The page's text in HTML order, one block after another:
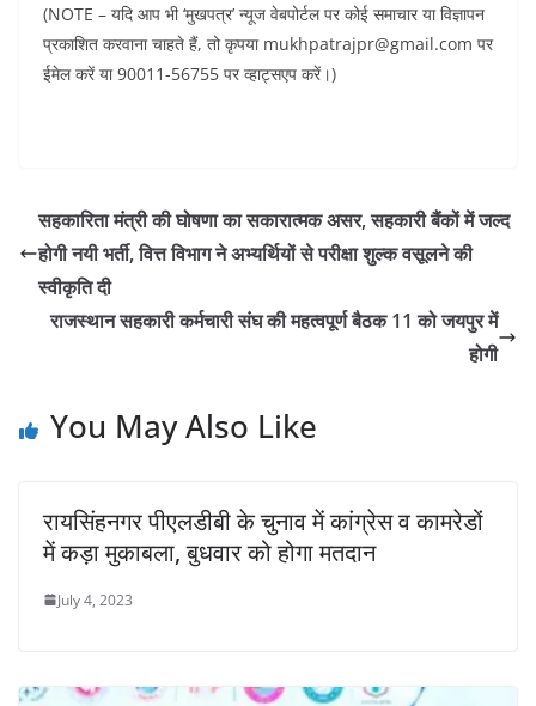
(NOTE – यदि आप भी ‘मुखपत्र’ न्यूज वेबपोर्टल पर कोई समाचार या विज्ञापन
प्रकाशित करवाना चाहते हैं, तो कृपया mukhpatrajpr@gmail.com पर
ईमेल करें या 90011-56755 पर व्हाट्सएप करें।)
सहकारिता मंत्री की घोषणा का सकारात्मक असर, सहकारी बैंकों में जल्द
होगी नयी भर्ती, वित्त विभाग ने अभ्यर्थियों से परीक्षा शुल्क वसूलने की
स्वीकृति दी
राजस्थान सहकारी कर्मचारी संघ की महत्वपूर्ण बैठक 11 को जयपुर में
होगी
You May Also Like
रायसिंहनगर पीएलडीबी के चुनाव में कांग्रेस व कामरेडों
में कड़ा मुकाबला, बुधवार को होगा मतदान
July 4, 2023